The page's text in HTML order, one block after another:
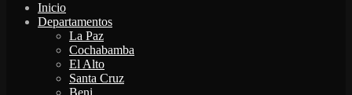
Inicio
Departamentos
La Paz
Cochabamba
El Alto
Santa Cruz